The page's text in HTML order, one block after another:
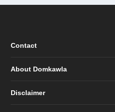
Contact
About Domkawla
Disclaimer